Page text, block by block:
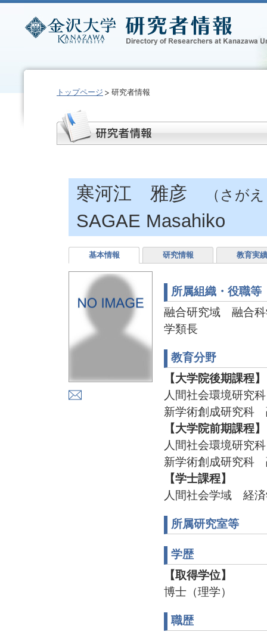
トップページ 研究者情報
寒河江 雅彦 （さが
SAGAE Masahiko
基本情報 研究情報 教育実績
所属組織・役職等
融合研究域 融合
学類長
教育分野
【大学院後期課程】
人間社会環境研究
新学術創成研究科
【大学院前期課程】
人間社会環境研究
新学術創成研究科
【学士課程】
人間社会学域 経
所属研究室等
学歴
【取得学位】
博士（理学）
職歴